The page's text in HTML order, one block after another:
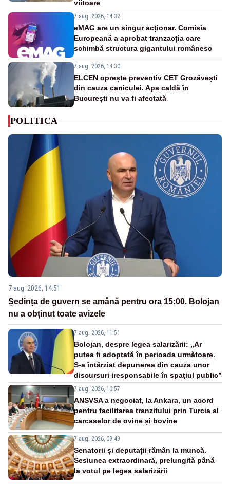
viitoare
7 aug. 2026, 14:32
eMAG are un singur acționar. Comisia
Europeană a aprobat tranzacția care
schimbă structura gigantului românesc
7 aug. 2026, 14:30
ELCEN oprește preventiv CET Grozăvești
din cauza caniculei. Apa caldă în
București nu va fi afectată
POLITICA
7 aug. 2026, 14:51
Ședința de guvern se amână pentru ora 15:00. Bolojan
nu a obținut toate avizele
7 aug. 2026, 11:51
Bolojan, despre legea salarizării: „Ar
putea fi adoptată în perioada următoare.
S-a întârziat depunerea din cauza unor
discursuri iresponsabile în spaţiul public”
7 aug. 2026, 10:57
ANSVSA a negociat, la Ankara, un acord
pentru facilitarea tranzitului prin Turcia al
carcaselor de ovine și bovine
7 aug. 2026, 09:49
Senatorii și deputații rămân la muncă.
Sesiunea extraordinară, prelungită până
la votul pe legea salarizării